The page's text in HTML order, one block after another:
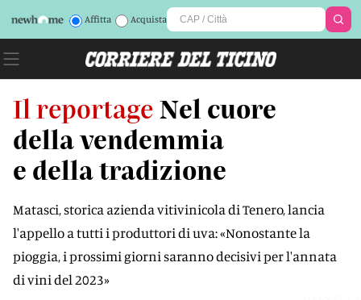
Affitta Acquista
Il reportage Nel cuore
della vendemmia
e della tradizione
Matasci, storica azienda vitivinicola di Tenero, lancia
l'appello a tutti i produttori di uva: «Nonostante la
pioggia, i prossimi giorni saranno decisivi per l'annata
di vini del 2023»